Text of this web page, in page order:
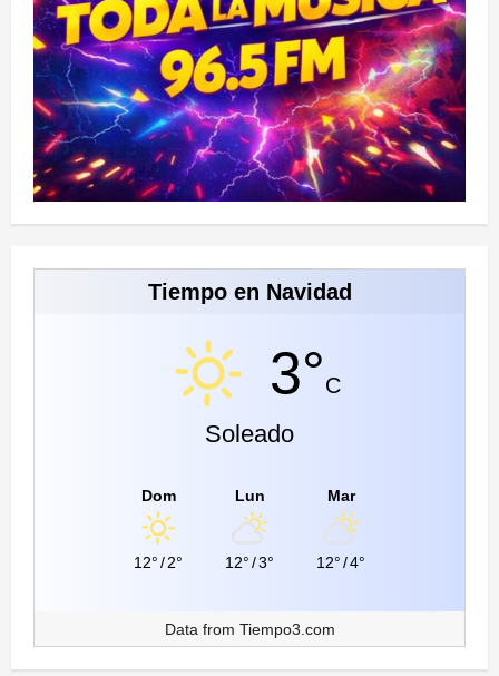
Tiempo en Navidad
3°C
Soleado
Dom
12°/2°
Lun
12°/3°
Mar
12°/4°
Data from Tiempo3.com